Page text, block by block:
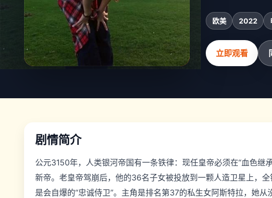
欧美 2022
立即观看
剧情简介
公元3150年，人类银河帝国有一条铁律：现任皇帝必须在“血色继
新帝。老皇帝驾崩后，他的36名子女被投放到一颗人造卫星上，
是会自爆的“忠诚侍卫”。主角是排名第37的私生女阿斯特拉，她